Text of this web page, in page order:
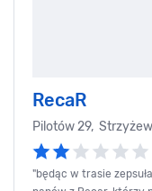
RecaR
Pilotów 29,
"będąc w trasie